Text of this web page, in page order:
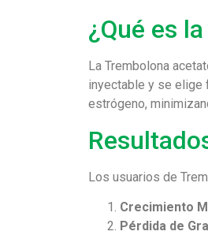
¿Qué es
La Trembolona
inyectable y se elige
estrógeno,
Los usuarios de
Crecimiento
Pérdida de